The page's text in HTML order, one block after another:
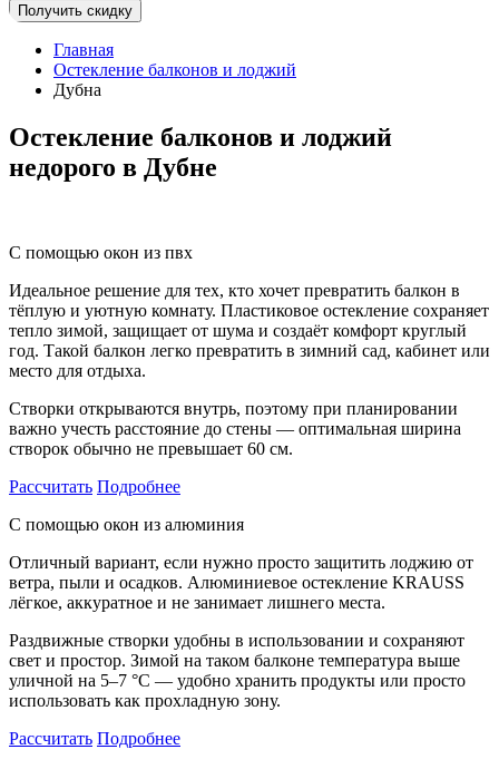
Получить скидку
Главная
Остекление балконов и лоджий
Дубна
Остекление балконов и лоджий
недорого в Дубне
С помощью окон из пвх
Идеальное решение для тех, кто хочет превратить балкон в
тёплую и уютную комнату. Пластиковое остекление сохраняет
тепло зимой, защищает от шума и создаёт комфорт круглый
год. Такой балкон легко превратить в зимний сад, кабинет или
место для отдыха.
Створки открываются внутрь, поэтому при планировании
важно учесть расстояние до стены — оптимальная ширина
створок обычно не превышает 60 см.
Рассчитать Подробнее
С помощью окон из алюминия
Отличный вариант, если нужно просто защитить лоджию от
ветра, пыли и осадков. Алюминиевое остекление KRAUSS
лёгкое, аккуратное и не занимает лишнего места.
Раздвижные створки удобны в использовании и сохраняют
свет и простор. Зимой на таком балконе температура выше
уличной на 5–7 °C — удобно хранить продукты или просто
использовать как прохладную зону.
Рассчитать Подробнее